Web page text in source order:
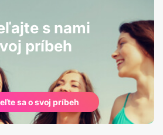
s nami
príbeh
sa o svoj príbeh